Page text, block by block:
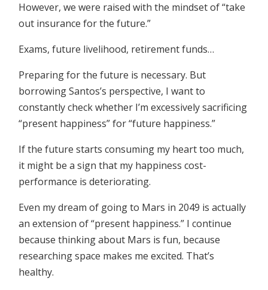
However, we were raised with the mindset of “take
out insurance for the future.”
Exams, future livelihood, retirement funds…
Preparing for the future is necessary. But
borrowing Santos’s perspective, I want to
constantly check whether I’m excessively sacrificing
“present happiness” for “future happiness.”
If the future starts consuming my heart too much,
it might be a sign that my happiness cost-
performance is deteriorating.
Even my dream of going to Mars in 2049 is actually
an extension of “present happiness.” I continue
because thinking about Mars is fun, because
researching space makes me excited. That’s
healthy.